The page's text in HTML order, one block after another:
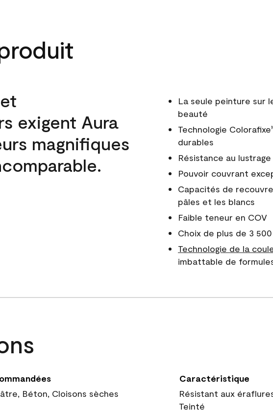
exigent Aura
magnifiques
La seule peinture sur
beauté
Technologie Colorafixe
durables
Résistance au
Pouvoir couvrant
Capacités de
pâles et les blancs
Faible teneur en COV
Choix de plus de 3
Technologie de la
imbattable de
Béton, Cloisons sèches
Caractéristique
Résistant aux
Teinté